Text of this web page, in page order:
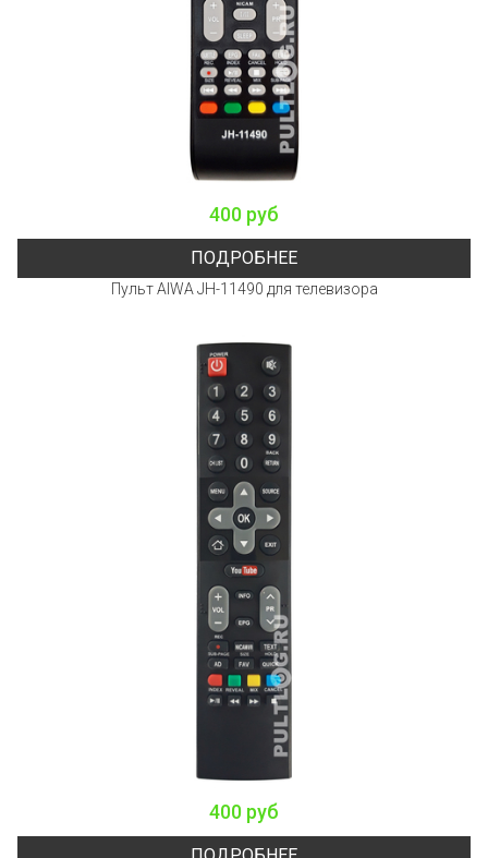
400 руб
ПОДРОБНЕЕ
Пульт AIWA JH-11490 для телевизора
400 руб